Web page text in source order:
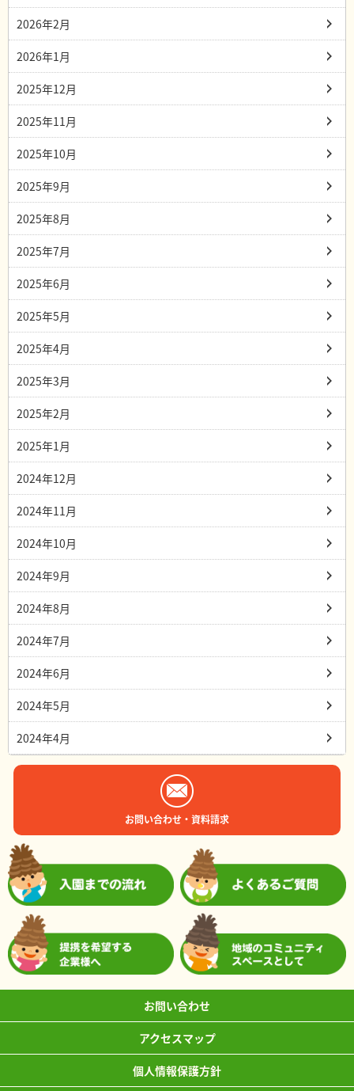
2026年2月
2026年1月
2025年12月
2025年11月
2025年10月
2025年9月
2025年8月
2025年7月
2025年6月
2025年5月
2025年4月
2025年3月
2025年2月
2025年1月
2024年12月
2024年11月
2024年10月
2024年9月
2024年8月
2024年7月
2024年6月
2024年5月
2024年4月
お問い合わせ・資料請求
お問い合わせ
アクセスマップ
個人情報保護方針